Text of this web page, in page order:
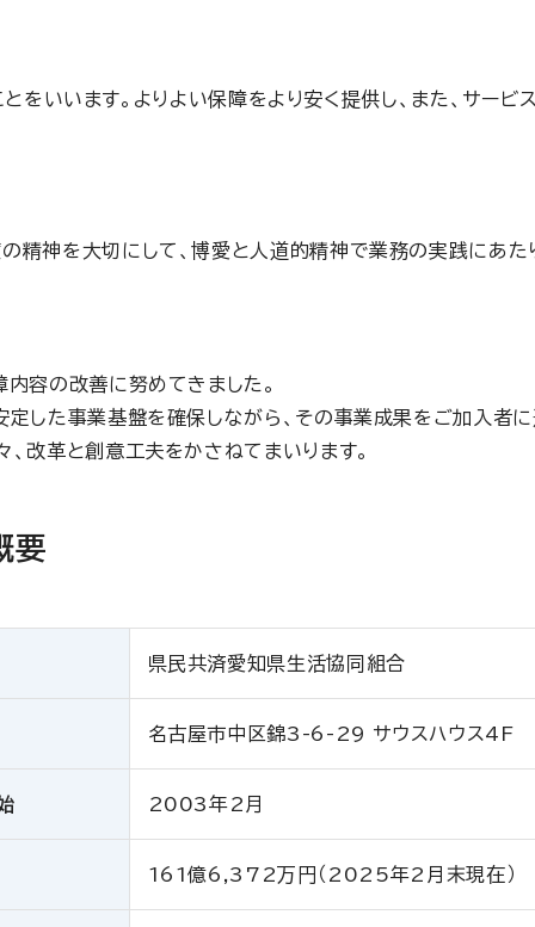
いいます。よりよい保障をより安く提供し、また、サー
精神を大切にして、博愛と人道的精神で業務の実践にあた
容の改善に努めてきました。
した事業基盤を確保しながら、その事業成果をご加入者に
改革と創意工夫をかさねてまいります。
要
県民共済愛知県生活協同組合
名古屋市中区錦3-6-29 サウスハウス4F
2003年2月
161億6,372万円（2025年2月末現在）